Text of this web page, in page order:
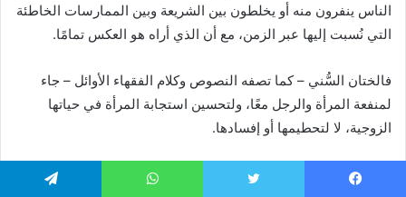
الناس ينفرون منه أو يخلطون بين الشريعة وبين الممارسات الخاطئة
التي نُسبت إليها عبر الزمن، مع أن الذي أراه هو العكس تمامًا.
فالختان السُّني – كما تصفه النصوص وكلام الفقهاء الأوائل – جاء
لمنفعة المرأة والرجل معًا، ولتحسين استجابة المرأة في حياتها
الزوجية، لا لتحطيمها أو إفسادها.
واللافت أن بعض الإجراءات الطبية الحديثة في الغرب تقوم على